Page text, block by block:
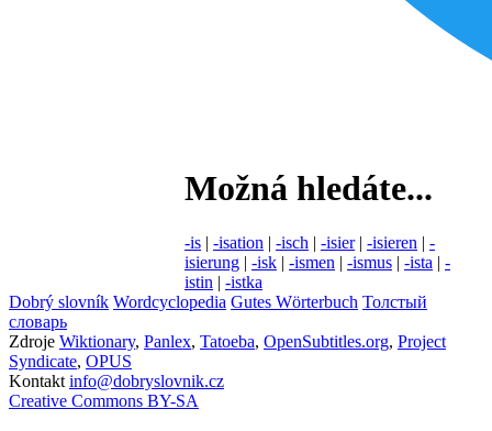
Možná hledáte...
-is | -isation | -isch | -isier | -isieren | -
isierung | -isk | -ismen | -ismus | -ista | -
istin | -istka
Dobrý slovník Wordcyclopedia Gutes Wörterbuch Толстый
словарь
Zdroje Wiktionary, Panlex, Tatoeba, OpenSubtitles.org, Project
Syndicate, OPUS
Kontakt info@dobryslovnik.cz
Creative Commons BY-SA